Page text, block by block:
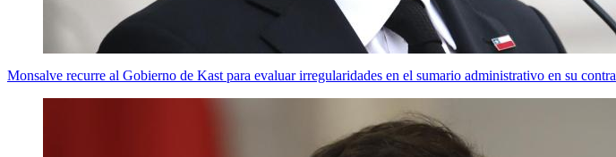
Monsalve recurre al Gobierno de Kast para evaluar irregularidades en el sumario administrativo en su contra